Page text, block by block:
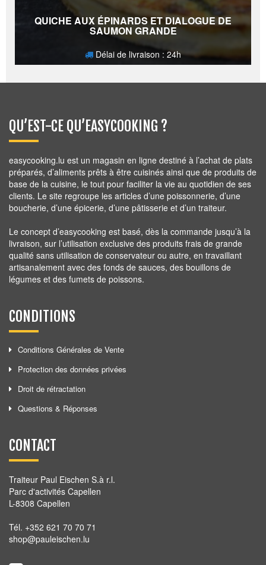
QUICHE AUX ÉPINARDS ET DIALOGUE DE
SAUMON GRANDE
Délai de livraison : 24h
QU’EST-CE QU’EASYCOOKING ?
easycooking.lu est un magasin en ligne destiné à l’achat de plats
préparés, d’aliments prêts à être cuisinés ainsi que de produits de
base de la cuisine, le tout pour faciliter la vie au quotidien de ses
clients. Le site regroupe les articles d’une poissonnerie, d’une
boucherie, d’une épicerie, d’une pâtisserie et d’un traiteur.
Le concept d’easycooking est basé, dès la commande jusqu’à la
livraison, sur l’utilisation exclusive des produits frais de grande
qualité sans utilisation de conservateur ou autre, en travaillant
artisanalement avec des fonds de sauces, des bouillons de
légumes et des fumets de poissons.
CONDITIONS
Conditions Générales de Vente
Protection des données privées
Droit de rétractation
Questions & Réponses
CONTACT
Traiteur Paul Eischen S.à r.l.
Parc d'activités Capellen
L-8308 Capellen
Tél. +352 621 70 70 71
shop@pauleischen.lu